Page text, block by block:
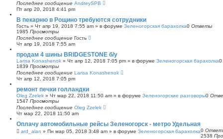
Последнее сообщение AndreySPB
Пт апр 20, 2018 4:41 pm
В пекарню в Рощино требуются сотрудники
Гость » Чт апр 19, 2018 7:55 am » в форуме Зеленогорская барахолка0 Ответы
1985 Просмотры
Последнее сообщение Гость
Чт апр 19, 2018 7:55 am
продам 4 шины BRIDGESTONE б/у
Larisa Konashenok » Чт апр 12, 2018 7:05 pm » в форуме Зеленогорская барахолка0
1839 Просмотры
Последнее сообщение Larisa Konashenok
Чт апр 12, 2018 7:05 pm
ремонт печки голландки
Oleg Zzelek » Чт мар 22, 2018 11:50 am » в форуме Зеленогорские разговоры0
1547 Просмотры
Последнее сообщение Oleg Zzelek
Чт мар 22, 2018 11:50 am
Оплачу автомобильные рейсы Зеленогорск - метро Удельная
ard_alan » Пн мар 05, 2018 3:48 am » в форуме Зеленогорская барахолка0
2538